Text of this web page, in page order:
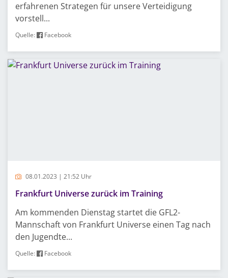
erfahrenen Strategen für unsere Verteidigung
vorstell...
Quelle: Facebook
08.01.2023 | 21:52 Uhr
Frankfurt Universe zurück im Training
Am kommenden Dienstag startet die GFL2-
Mannschaft von Frankfurt Universe einen Tag nach
den Jugendte...
Quelle: Facebook